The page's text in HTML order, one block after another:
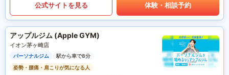
公式サイトを見る 体験・相談予約
アップルジム (Apple GYM)
イオン茅ヶ崎店
パーソナルジム
駅から車で8分
姿勢・腰痛・肩こりが気になる人